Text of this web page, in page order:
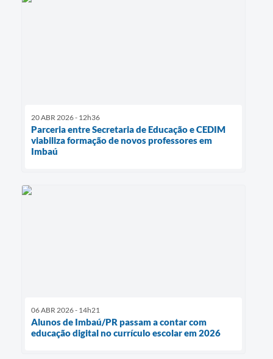
20 ABR 2026 - 12h36
Parceria entre Secretaria de Educação e CEDIM
viabiliza formação de novos professores em
Imbaú
06 ABR 2026 - 14h21
Alunos de Imbaú/PR passam a contar com
educação digital no currículo escolar em 2026